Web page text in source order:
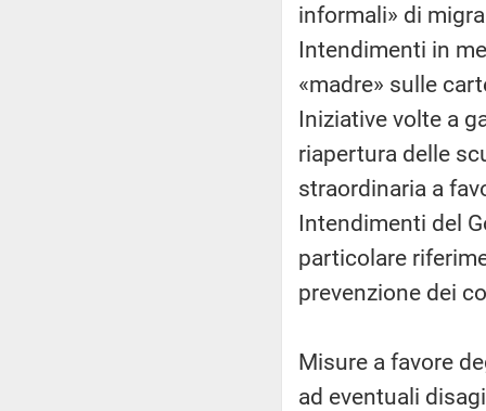
informali» di
Intendimenti in
«madre» sulle
Iniziative volte a
riapertura delle
straordinaria a
Intendimenti del
particolare
prevenzione dei
Misure a favore
ad eventuali